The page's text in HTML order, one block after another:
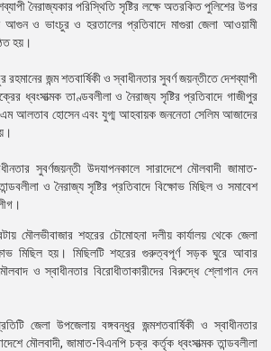
নৈরাজ্যকার পরিস্থিতি সৃষ্টির লক্ষে অতরকিত পুলিশের উপর
আগুন ও ভাংচুর ও হরতালের প্রতিবাদে মাগুরা জেলা আওয়ামী
হয়।
রহমানের জন্ম শতবার্ষিকী ও স্বাধীনতার সুবর্ণ জয়ন্তীতে দেশব্যাপী
ধ্বংসাত্মক তাণ্ডবলীলা ও নৈরাজ্য সৃষ্টির প্রতিবাদে গাজীপুর
আলতাব হোসেন এবং যুগ্ম আহবায়ক জননেতা সেলিম আজাদের
সুবর্ণজয়ন্তী উদযাপনকালে সারাদেশে মৌলবাদী জামাত-
ও নৈরাজ্য সৃষ্টির প্রতিবাদে বিক্ষোভ মিছিল ও সমাবেশ
মৌলভীবাজার শহরের চৌমোহনা দলীয় কার্যালয় থেকে জেলা
মিছিল হয়। মিছিলটি শহরের গুরুত্বপূর্ণ সড়ক ঘুরে আবার
ও স্বাধীনতার বিরোধীতাকারীদের বিরুদ্ধে শ্লোগান দেন
জেলা উপজেলায় বঙ্গবন্ধুর জন্মশতবার্ষিকী ও স্বাধীনতার
মৌলবাদী, জামাত-বিএনপি চক্র কর্তৃক ধ্বংসাত্মক তান্ডবলীলা